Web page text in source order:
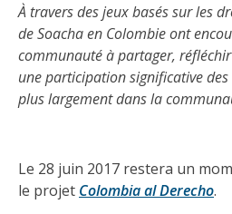
À travers des jeux basés sur les
de Soacha en Colombie ont
communauté à partager,
une participation significative
plus largement dans la
Le 28 juin 2017 restera un
le projet Colombia al Derecho.